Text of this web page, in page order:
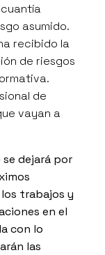
asumido.
recibido la
de riesgos
de
vayan a
dejará por
trabajos y
en el
con lo
las